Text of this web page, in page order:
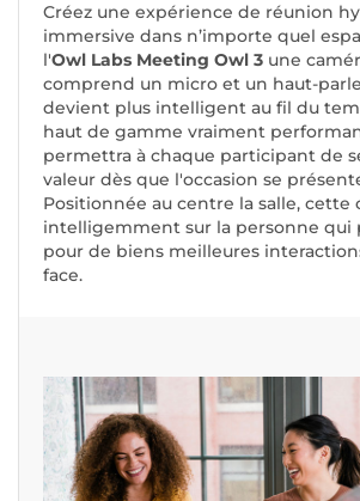
Créez une expérience de réunion
immersive dans n’importe quel
l'Owl Labs Meeting Owl 3 une
comprend un micro et un haut-
devient plus intelligent au fil du
haut de gamme vraiment
permettra à chaque participant de
valeur dès que l'occasion se
Positionnée au centre la salle, cette
intelligemment sur la personne qui
pour de biens meilleures
face.